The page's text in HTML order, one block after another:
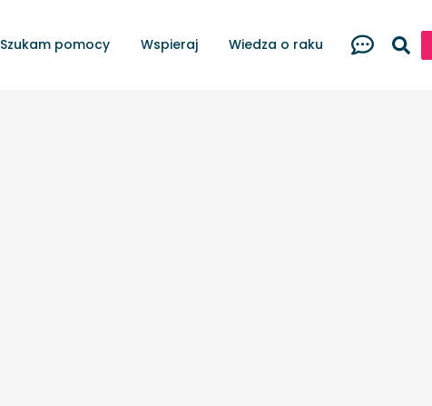
Szukam pomocy Wspieraj Wiedza o raku